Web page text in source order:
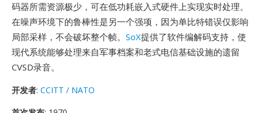
码器所需资源极少，可在低功耗嵌入式硬件上实现实时处理。
在噪声环境下的鲁棒性是另一个强项，因为单比特错误仅影响
局部采样，不会破坏整个帧。 SoX提供了软件编解码支持，使
现代系统能够处理来自军事档案和老式电信基础设施的遗留
CVSD录音。
开发者: CCITT / NATO